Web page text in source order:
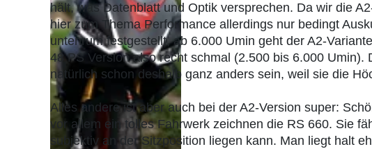
hält, was Datenblatt und Optik versprechen. Da wir die
hier zum Thema Performance allerdings nur bedingt
untenrum festgestellt, ab 6.000 Umin geht der A2-
48 PS Version also recht schmal (2.500 bis 6.000
natürlich schon deshalb ganz anders sein, weil sie die
Alles andere ist aber auch bei der A2-Version super:
vor allem ein tolles Fahrwerk zeichnen die RS 660. Sie
subjektiv an der Sitzposition liegen kann. Man liegt halt